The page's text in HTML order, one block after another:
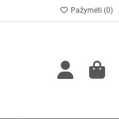
Pažymėti (0)